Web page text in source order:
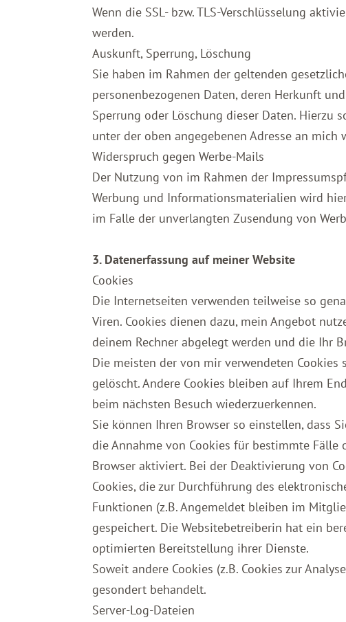
Wenn die SSL- bzw. TLS-Verschlüsselung
werden.
Auskunft, Sperrung, Löschung
Sie haben im Rahmen der geltenden
personenbezogenen Daten, deren Herkunft
Sperrung oder Löschung dieser Daten. Hierzu
unter der oben angegebenen Adresse an mich
Widerspruch gegen Werbe-Mails
Der Nutzung von im Rahmen der
Werbung und Informationsmaterialien wird
im Falle der unverlangten Zusendung von
3. Datenerfassung auf meiner Website
Cookies
Die Internetseiten verwenden teilweise so
Viren. Cookies dienen dazu, mein Angebot
deinem Rechner abgelegt werden und die Ihr
Die meisten der von mir verwendeten Cookies
gelöscht. Andere Cookies bleiben auf Ihrem
beim nächsten Besuch wiederzuerkennen.
Sie können Ihren Browser so einstellen, dass
die Annahme von Cookies für bestimmte
Browser aktiviert. Bei der Deaktivierung von
Cookies, die zur Durchführung des
Funktionen (z.B. Angemeldet bleiben im
gespeichert. Die Websitebetreiberin hat ein
optimierten Bereitstellung ihrer Dienste.
Soweit andere Cookies (z.B. Cookies zur
gesondert behandelt.
Server-Log-Dateien